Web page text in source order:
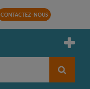
CONTACTEZ-NOUS